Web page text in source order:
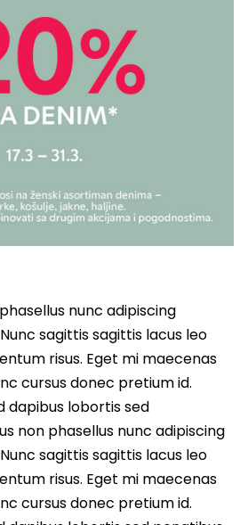
nunc adipiscing
sagittis sagittis lacus leo
risus. Eget mi maecenas
cursus donec pretium id.
dapibus lobortis sed
non phasellus nunc adipiscing
sagittis sagittis lacus leo
risus. Eget mi maecenas
cursus donec pretium id.